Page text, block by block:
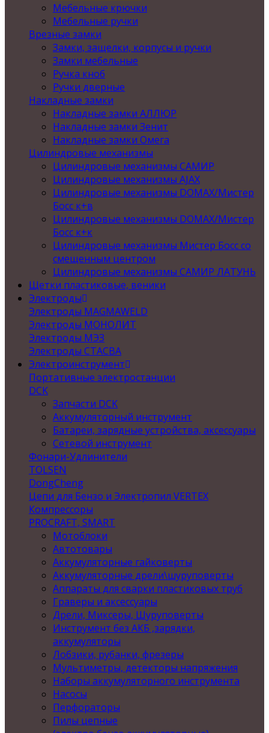
Мебельные крючки
Мебельные ручки
Врезные замки
Замки, защелки, корпусы и ручки
Замки мебельные
Ручка кноб
Ручки дверные
Накладные замки
Накладные замки АЛЛЮР
Накладные замки Зенит
Накладные замки Омега
Цилиндровые механизмы
Цилиндровые механизмы САМИР
Цилиндровые механизмы AJAX
Цилиндровые механизмы DOMAX/Мистер
Босс к+в
Цилиндровые механизмы DOMAX/Мистер
Босс к+к
Цилиндровые механизмы Мистер Босс со
смещенным центром
Цилиндровые механизмы САМИР ЛАТУНЬ
Щетки пластиковые, веники
Электроды
Электроды MAGMAWELD
Электроды МОНОЛИТ
Электроды МЭЗ
Электроды СТАСВА
Электроинструмент
Портативные электростанции
DCK
Запчасти DCK
Аккумуляторный инструмент
Батареи, зарядные устройства, аксессуары
Сетевой инструмент
Фонари-Удлинители
TOLSEN
DongCheng
Цепи для Бензо и Электропил VERTEX
Компрессоры
PROCRAFT, SMART
Мотоблоки
Автотовары
Аккумуляторные гайковерты
Аккумуляторные дрели\шуруповерты
Аппараты для сварки пластиковых труб
Граверы и аксессуары
Дрели, Миксеры, Шуруповерты
Инструмент без АКБ ,зарядки,
аккумуляторы
Лобзики, рубанки, фрезеры
Мультиметры, детекторы напряжения
Наборы аккумуляторного инструмента
Насосы
Перфораторы
Пилы цепные